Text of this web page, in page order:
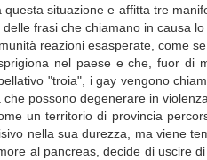
situazione e affitta tre
frasi che chiamano in causa lo
reazioni esasperate, come
nel paese e che, fuor di
"troia", i gay vengono
possono degenerare in violenza.
un territorio di provincia
nella sua durezza, ma viene
al pancreas, decide di uscire